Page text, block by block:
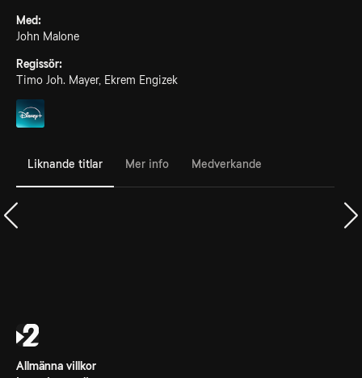
Med:
John Malone
Regissör:
Timo Joh. Mayer, Ekrem Engizek
Liknande titlar Mer info Medverkande
Allmänna villkor